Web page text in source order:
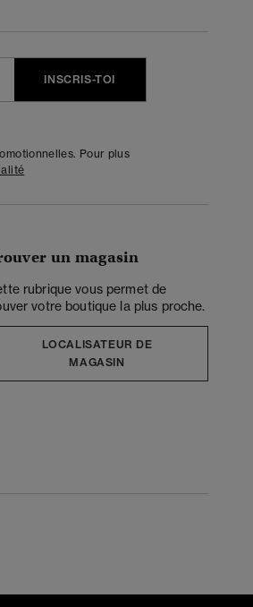
INSCRIS-TOI
Pour plus
un magasin
rubrique vous permet de
votre boutique la plus proche.
LOCALISATEUR DE
MAGASIN